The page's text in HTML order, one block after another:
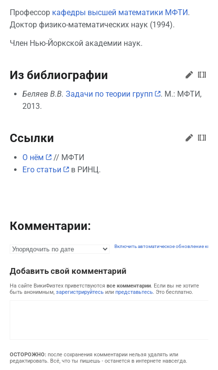
Профессор кафедры высшей математики МФТИ.
Доктор физико-математических наук (1994).
Член Нью-Йоркской академии наук.
Из библиографии
Беляев В.В. Задачи по теории групп
. М.: МФТИ,
2013.
Ссылки
О нём
// МФТИ
Его статьи
в РИНЦ.
Комментарии:
Включить автоматическое обновление
Добавить свой комментарий
На сайте ВикиФизтех приветствуются все комментарии . Если вы не хотите
быть анонимным, зарегистрируйтесь или представьтесь . Это бесплатно.
ОСТОРОЖНО: после сохранения комментарии нельзя удалять или
редактировать. Всё, что ты пишешь - останется в интернете навсегда.